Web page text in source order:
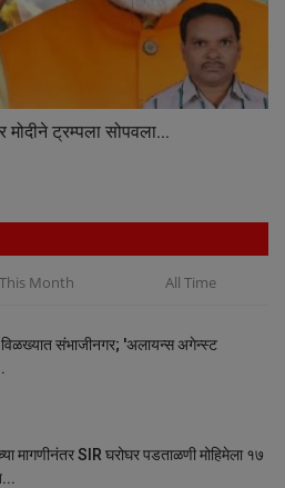
मोदीने ट्रम्पला सोपवला...
This Month All Time
विळख्यात संभाजीनगर; 'अलायन्स अगेन्स्ट
मागणीनंतर SIR घरोघर पडताळणी मोहिमेला १७